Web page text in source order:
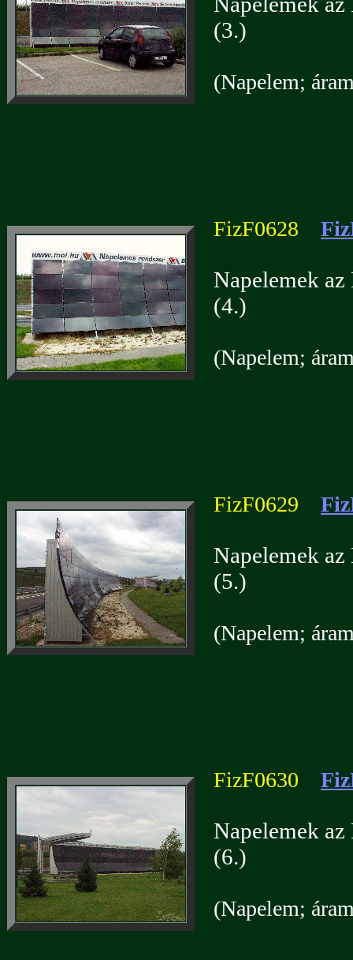
(3.)
(Napelem;
FizF0628
Napelemek
(4.)
(Napelem;
FizF0629
Napelemek
(5.)
(Napelem;
FizF0630
Napelemek
(6.)
(Napelem;